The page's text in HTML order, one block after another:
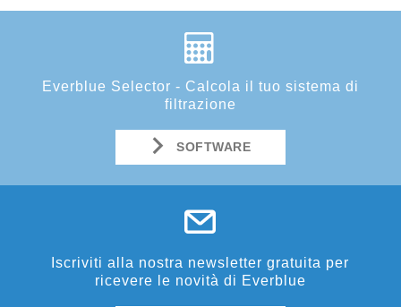
Everblue Selector - Calcola il tuo sistema di
filtrazione
SOFTWARE
Iscriviti alla nostra newsletter gratuita per
ricevere le novità di Everblue